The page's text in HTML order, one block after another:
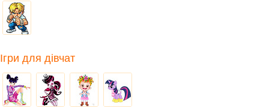
Ігри для дівчат